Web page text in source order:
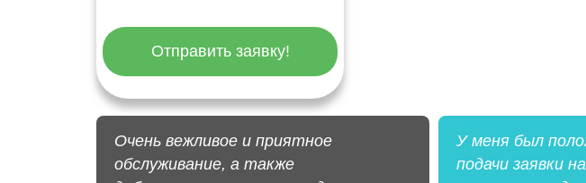
Отправить заявку!
Очень вежливое и приятное
обслуживание, а также
У меня был
подачи заявки